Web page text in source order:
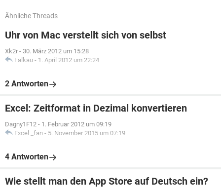
Ähnliche Threads
Uhr von Mac verstellt sich von selbst
Xk2r - 30. März 2012 um 15:28
Falkau - 1. April 2012 um 22:24
2 Antworten
Excel: Zeitformat in Dezimal konvertieren
Dagny1F12 - 1. Februar 2012 um 09:19
Excel _fan - 5. November 2015 um 07:19
4 Antworten
Wie stellt man den App Store auf Deutsch ein?